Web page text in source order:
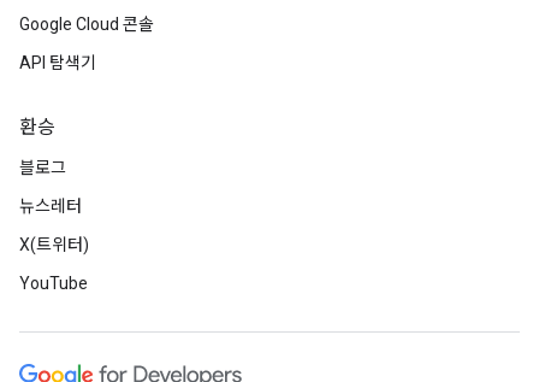
Google Cloud 콘솔
API 탐색기
환승
블로그
뉴스레터
X(트위터)
YouTube